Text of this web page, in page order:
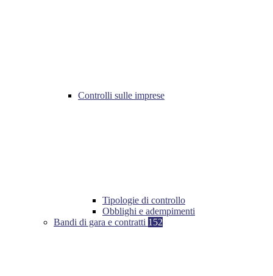
Controlli sulle imprese
Tipologie di controllo
Obblighi e adempimenti
Bandi di gara e contratti 152